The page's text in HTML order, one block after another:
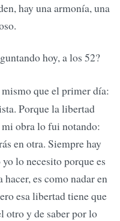
hay una armonía, una
hoy, a los 52?
que el primer día:
Porque la libertad
mi obra lo fui notando:
en otra. Siempre hay
lo necesito porque es
es como nadar en
esa libertad tiene que
otro y de saber por lo